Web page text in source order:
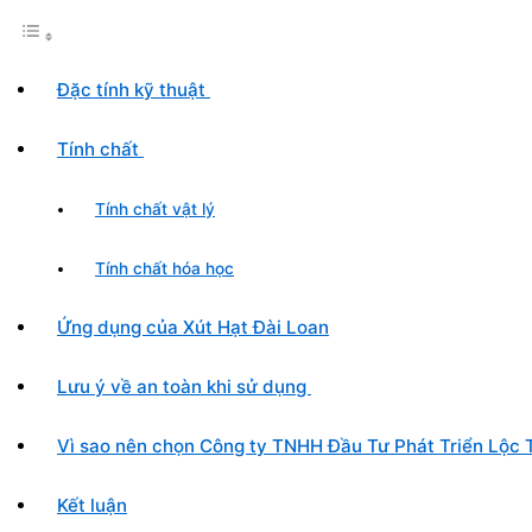
Đặc tính kỹ thuật
Tính chất
Tính chất vật lý
Tính chất hóa học
Ứng dụng của Xút Hạt Đài Loan
Lưu ý về an toàn khi sử dụng
Vì sao nên chọn Công ty TNHH Đầu Tư Phát Triển Lộc
Kết luận